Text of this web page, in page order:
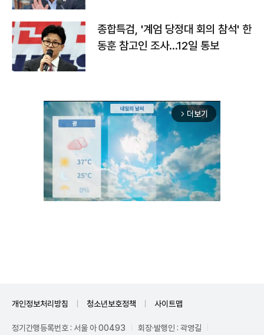
종합특검, '계엄 당정대 회의 참석' 한
동훈 참고인 조사...12일 통보
arrow_forward_ios 더보기
개인정보처리방침 청소년보호정책 사이트맵
정기간행등록번호 : 서울 아 00493 회장·발행인 : 곽영길